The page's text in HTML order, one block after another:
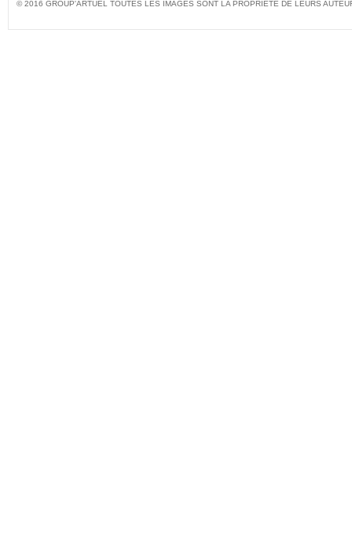
© 2016 GROUP'ARTUEL TOUTES LES IMAGES SONT LA PROPRIÉTÉ DE LEURS